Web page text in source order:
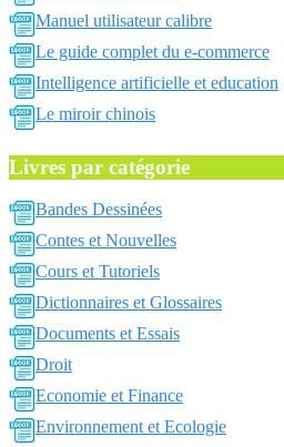
Manuel utilisateur calibre
Le guide complet du e-commerce
Intelligence artificielle et education
Le miroir chinois
Livres par catégorie
Bandes Dessinées
Contes et Nouvelles
Cours et Tutoriels
Dictionnaires et Glossaires
Documents et Essais
Droit
Economie et Finance
Environnement et Ecologie